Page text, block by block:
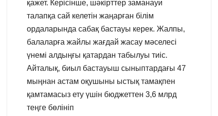
қажет. Керісінше, шәкірттер заманауи
талапқа сай келетін жаңарған білім
ордаларында сабақ бастауы керек. Жалпы,
балаларға жайлы жағдай жасау мәселесі
үнемі алдыңғы қатардан табылуы тиіс.
Айталық, биыл бастауыш сыныптардағы 47
мыңнан астам оқушыны ыстық тамақпен
қамтамасыз ету үшін бюджеттен 3,6 млрд
теңге бөлініп